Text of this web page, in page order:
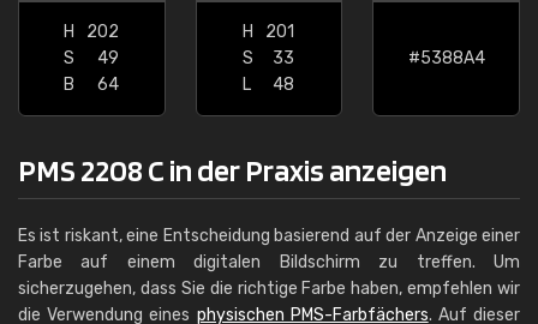
H
202
S
49
B
64
H
201
S
33
L
48
#5388A4
PMS 2208 C in der Praxis anzeigen
Es ist riskant, eine Entscheidung basierend auf der Anzeige einer
Farbe auf einem digitalen Bildschirm zu treffen. Um
sicherzugehen, dass Sie die richtige Farbe haben, empfehlen wir
die Verwendung eines physischen PMS-Farbfächers. Auf dieser